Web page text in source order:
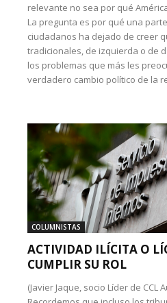
relevante no sea por qué
La pregunta es por qué una
ciudadanos ha dejado de creer
tradicionales, de izquierda o de
los problemas que más les
verdadero cambio político de la
COLUMNISTAS
ACTIVIDAD ILÍCITA O
CUMPLIR SU ROL
(Javier Jaque, socio Líder de CCL